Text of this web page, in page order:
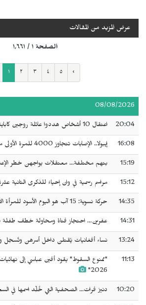
عرض المزيد من المقالات
الصفحة ١ / ١٬٦٦١
١ ٢ ٣ ٤ ٥ ›
08/08/2026
20:04 اعتقال 10 أشخاص هددوا عائلة روجين كابايش
16:08 إيبولا.. الإصابات تتجاوز 4000 للمرة الأولى منذ تفشي الوباء
15:19 بتهم مختلفة... معتقلات يواجهن خطر
15:12 مراسم رسمية في وان إحياءً للذكرى الثانية
14:35 حركة نسوية: 15 آب هو اليوم الأسود للمرأة الأفغانية
14:31 عفرين… احتجاز فتاة ومحاولة خطف طفلة
13:24 نساء أفغانيات يُقتلن داخل أسرهن وتُسجل
11:13
2026"
10:20 دنيز فرات... الصحفية التي خُلِّد اسمها في